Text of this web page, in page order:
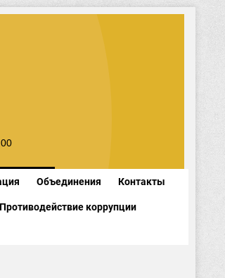
Объединения Контакты
Противодействие коррупции